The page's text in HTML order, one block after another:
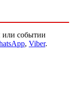
или событии
, Viber.